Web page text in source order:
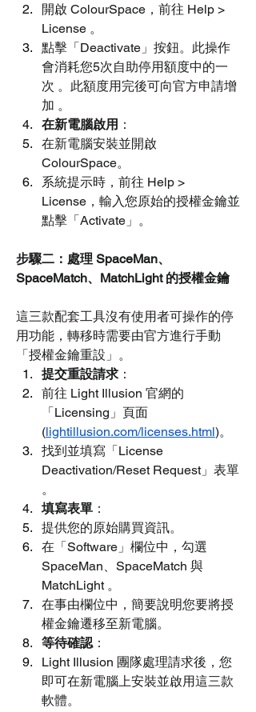
開啟 ColourSpace，前往 Help >
License 。
點擊「Deactivate」按鈕。此操作
會消耗您5次自助停用額度中的一
次 。此額度用完後可向官方申請增
加 。
在新電腦啟用 ：
在新電腦安裝並開啟
ColourSpace。
系統提示時，前往 Help >
License，輸入您原始的授權金鑰並
點擊「Activate」。
步驟二：處理 SpaceMan、
SpaceMatch、MatchLight 的授權金鑰
這三款配套工具沒有使用者可操作的停
用功能，轉移時需要由官方進行手動
「授權金鑰重設」。
提交重設請求 ：
前往 Light Illusion 官網的
「Licensing」頁面
(lightillusion.com/licenses.html)。
找到並填寫「License
Deactivation/Reset Request」表單
。
填寫表單 ：
提供您的原始購買資訊。
在「Software」欄位中，勾選
SpaceMan、SpaceMatch 與
MatchLight 。
在事由欄位中，簡要說明您要將授
權金鑰遷移至新電腦。
等待確認 ：
Light Illusion 團隊處理請求後，您
即可在新電腦上安裝並啟用這三款
軟體。